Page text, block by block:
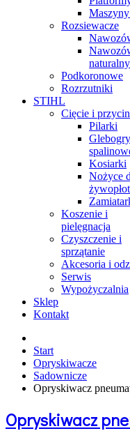
Rozsiewacze
Podkoronowe
Rozrzutniki
STIHL
Cięcie i
Pilarki
Kosiarki
Nożyce
Koszenie i
pielęgnacja
Czyszczenie i
sprzątanie
Akcesoria i
Serwis
Wypożyczalnia
Sklep
Kontakt
Start
Opryskiwacze
Sadownicze
Opryskiwacz
Opryskiwacz